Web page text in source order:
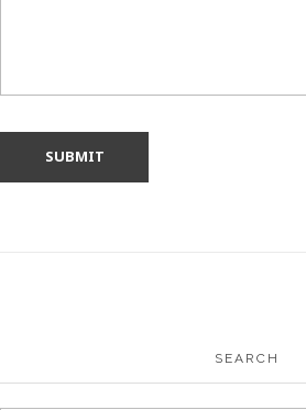
SEARCH